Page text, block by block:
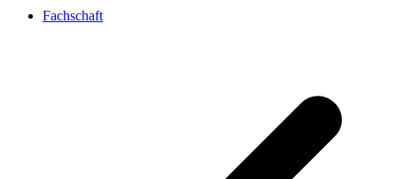
Fachschaft